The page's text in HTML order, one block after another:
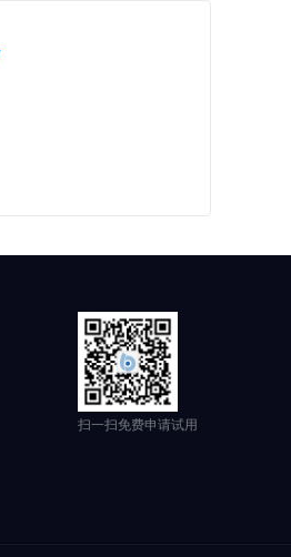
扫一扫免费申请试用